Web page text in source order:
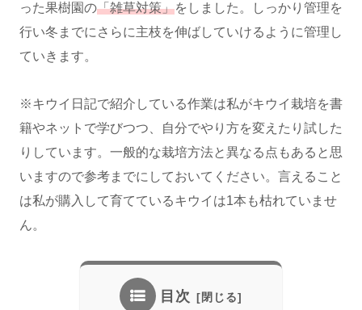
った果樹園の「雑草対策」をしました。しっかり管理を
行い冬までにさらに主枝を伸ばしていけるように管理し
ていきます。
※キウイ日記で紹介している作業は私がキウイ栽培を書
籍やネットで学びつつ、自分でやり方を変えたり試した
りしています。一般的な栽培方法と異なる点もあると思
いますので参考までにしておいてください。言えること
は私が購入して育てているキウイは1本も枯れていませ
ん。
目次